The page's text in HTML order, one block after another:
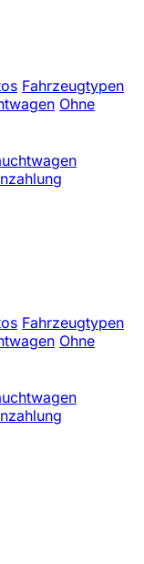
Fahrzeugtypen
Ohne
Fahrzeugtypen
Ohne